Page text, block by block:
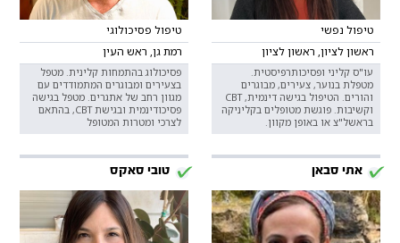
טיפול נפשי
ראשון לציון, ראשון לציון
עו"ס קליני ופסיכותרפיסטית.
מטפלת בנוער, צעירים, מבוגרים
והורים. הטיפול בגישה דינמית, CBT
וקשיבות. פוגשת מטופלים בקליניקה
בראשל"צ או באופן מקוון.
טיפול פסיכולוגי
רמת גן, ראש העין
פסיכולוג בהתמחות קלינית. מטפל
בצעירים ומבוגרים המתמודדים עם
מגוון רחב של אתגרים. מטפל בגישה
פסיכודינמית ובגישת CBT, בהתאם
לצרכי ומטרות המטופל
אתי סבאן טובי סאקס